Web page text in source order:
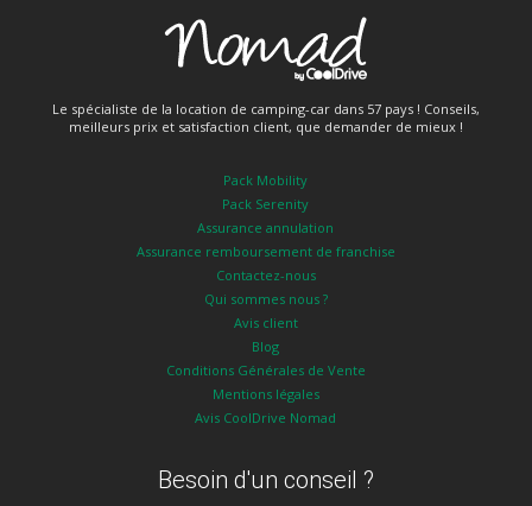
Le spécialiste de la location de camping-car dans 57 pays ! Conseils,
meilleurs prix et satisfaction client, que demander de mieux !
Pack Mobility
Pack Serenity
Assurance annulation
Assurance remboursement de franchise
Contactez-nous
Qui sommes nous ?
Avis client
Blog
Conditions Générales de Vente
Mentions légales
Avis CoolDrive Nomad
Besoin d'un conseil ?